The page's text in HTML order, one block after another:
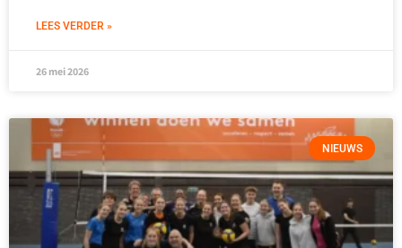
LEES VERDER »
26 mei 2026
NIEUWS